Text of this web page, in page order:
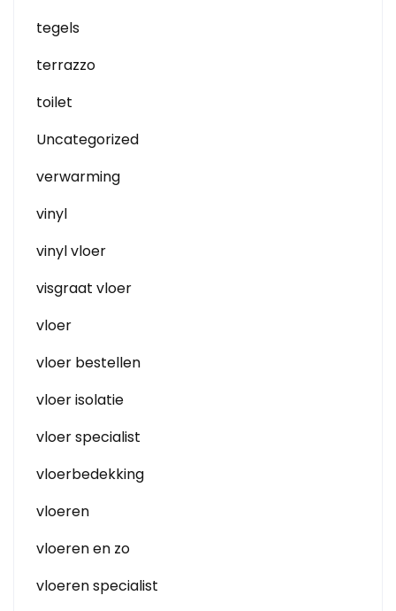
tegels
terrazzo
toilet
Uncategorized
verwarming
vinyl
vinyl vloer
visgraat vloer
vloer
vloer bestellen
vloer isolatie
vloer specialist
vloerbedekking
vloeren
vloeren en zo
vloeren specialist